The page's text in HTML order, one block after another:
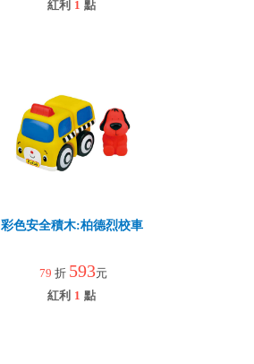
紅利 1 點
彩色安全積木:柏德烈校車
79 折 593元
紅利 1 點